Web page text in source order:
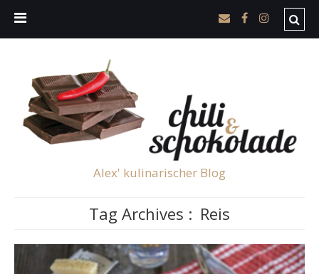
Alex' kulinarischer Blog
Tag Archives : Reis